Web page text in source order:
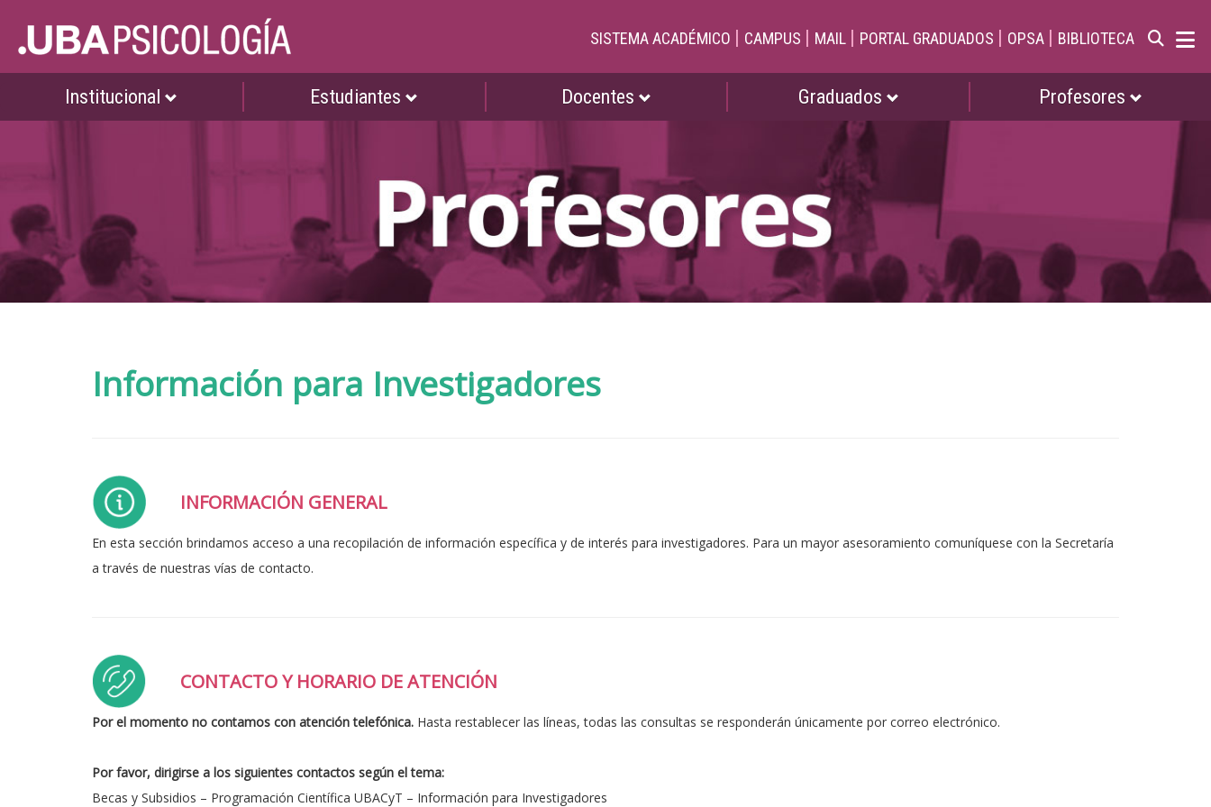
SISTEMA ACADÉMICO | CAMPUS | MAIL | PORTAL GRADUADOS | OPSA | BIBLIOTECA
Institucional Estudiantes Docentes Graduados Profesores
Información para Investigadores
INFORMACIÓN GENERAL
En esta sección brindamos acceso a una recopilación de información específica y de interés para investigadores. Para un mayor asesoramiento comuníquese con la Secretaría
a través de nuestras vías de contacto.
CONTACTO Y HORARIO DE ATENCIÓN
Por el momento no contamos con atención telefónica. Hasta restablecer las líneas, todas las consultas se responderán únicamente por correo electrónico.
Por favor, dirigirse a los siguientes contactos según el tema:
Becas y Subsidios – Programación Científica UBACyT – Información para Investigadores